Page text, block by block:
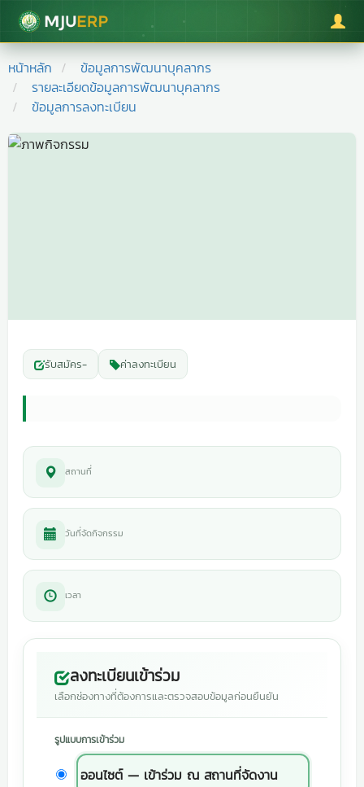
มหาวิทยาลัยแม่โจ้
หน้าหลัก
ข้อมูลการพัฒนาบุคลากร
รายละเอียดข้อมูลการพัฒนาบุคลากร
ข้อมูลการลงทะเบียน
รับสมัคร- ค่าลงทะเบียน
สถานที่
วันที่จัดกิจกรรม
เวลา
ลงทะเบียนเข้าร่วม
เลือกช่องทางที่ต้องการและตรวจสอบข้อมูลก่อนยืนยัน
รูปแบบการเข้าร่วม
ออนไซต์ — เข้าร่วม ณ สถานที่จัดงาน